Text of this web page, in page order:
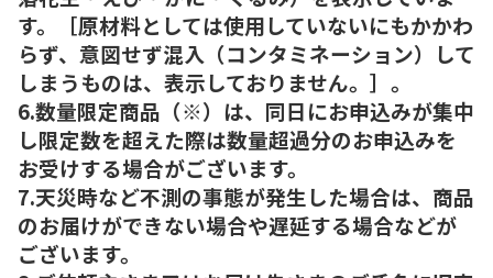
す。［原材料としては使用していないにもかかわ
らず、意図せず混入（コンタミネーション）して
しまうものは、表示しておりません。］。
6.数量限定商品（※）は、同日にお申込みが集中
し限定数を超えた際は数量超過分のお申込みを
お受けする場合がございます。
7.天災時など不測の事態が発生した場合は、商品
のお届けができない場合や遅延する場合などが
ございます。